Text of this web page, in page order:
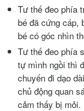
Tư thế đeo phía
bé đã cứng cáp,
bé có góc nhìn
Tư thế đeo phía
tự mình ngồi thì
chuyến đi dạo
chủ động quan
cảm thấy bị mỏi.